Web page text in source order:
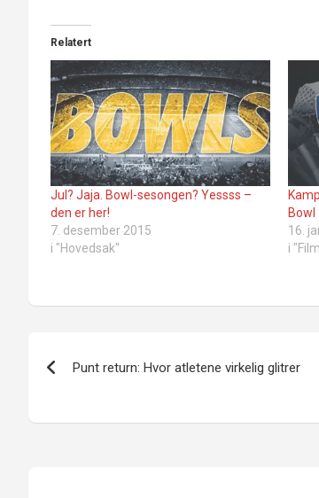
Relatert
Jul? Jaja. Bowl-sesongen? Yessss –
den er her!
7. desember 2015
i "Hovedsak"
Bowl
16.
i
Punt return: Hvor atletene virkelig glitrer